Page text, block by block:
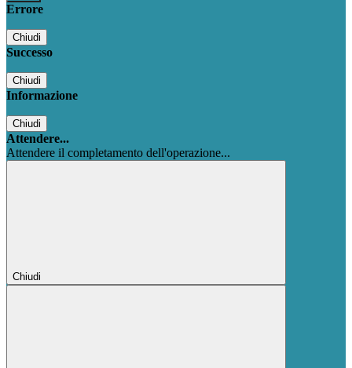
Errore
Chiudi
Successo
Chiudi
Informazione
Chiudi
Attendere...
Attendere il completamento dell'operazione...
Chiudi